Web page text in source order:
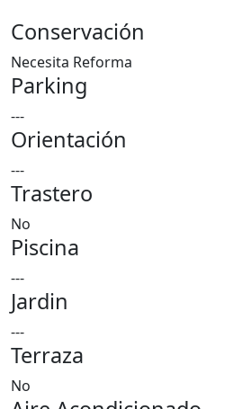
Conservación
Necesita Reforma
Parking
---
Orientación
---
Trastero
No
Piscina
---
Jardin
---
Terraza
No